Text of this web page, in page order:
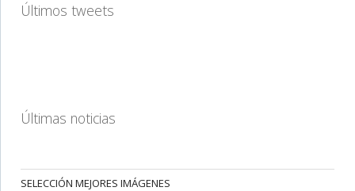
Últimos tweets
Últimas noticias
SELECCIÓN MEJORES IMÁGENES